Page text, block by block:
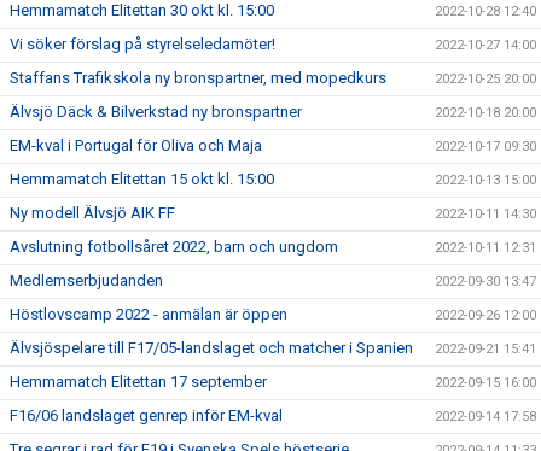
Hemmamatch Elitettan 30 okt kl. 15:00 2022-10-28 12:40
Vi söker förslag på styrelseledamöter! 2022-10-27 14:00
Staffans Trafikskola ny bronspartner, med mopedkurs 2022-10-25 20:00
Älvsjö Däck & Bilverkstad ny bronspartner 2022-10-18 20:00
EM-kval i Portugal för Oliva och Maja 2022-10-17 09:30
Hemmamatch Elitettan 15 okt kl. 15:00 2022-10-13 15:00
Ny modell Älvsjö AIK FF 2022-10-11 14:30
Avslutning fotbollsåret 2022, barn och ungdom 2022-10-11 12:31
Medlemserbjudanden 2022-09-30 13:47
Höstlovscamp 2022 - anmälan är öppen 2022-09-26 12:00
Älvsjöspelare till F17/05-landslaget och matcher i Spanien 2022-09-21 15:41
Hemmamatch Elitettan 17 september 2022-09-15 16:00
F16/06 landslaget genrep inför EM-kval 2022-09-14 17:58